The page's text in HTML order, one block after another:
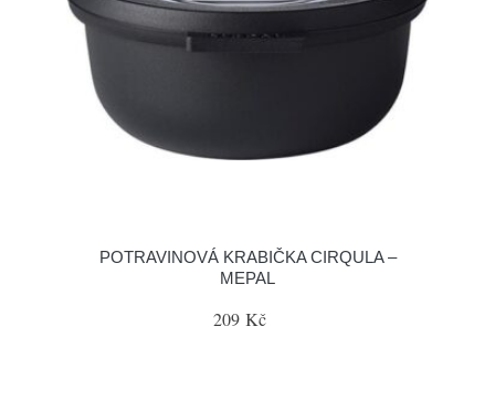
POTRAVINOVÁ KRABIČKA CIRQULA –
MEPAL
209 Kč